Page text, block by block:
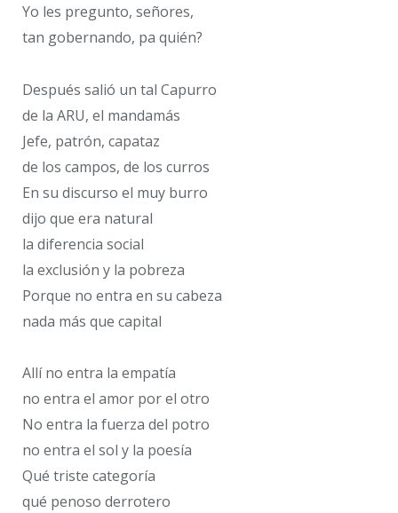
Yo les pregunto, señores,
tan gobernando, pa quién?
Después salió un tal Capurro
de la ARU, el mandamás
Jefe, patrón, capataz
de los campos, de los curros
En su discurso el muy burro
dijo que era natural
la diferencia social
la exclusión y la pobreza
Porque no entra en su cabeza
nada más que capital
Allí no entra la empatía
no entra el amor por el otro
No entra la fuerza del potro
no entra el sol y la poesía
Qué triste categoría
qué penoso derrotero